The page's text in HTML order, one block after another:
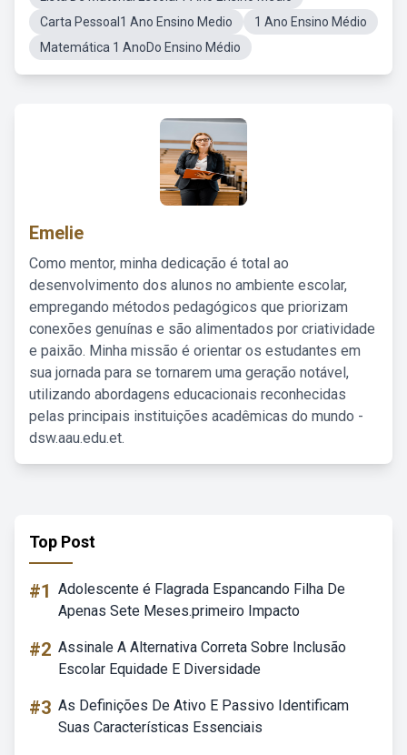
Carta Pessoal1 Ano Ensino Medio
1 Ano Ensino Médio
Matemática 1 AnoDo Ensino Médio
Emelie
Como mentor, minha dedicação é total ao
desenvolvimento dos alunos no ambiente escolar,
empregando métodos pedagógicos que priorizam
conexões genuínas e são alimentados por criatividade
e paixão. Minha missão é orientar os estudantes em
sua jornada para se tornarem uma geração notável,
utilizando abordagens educacionais reconhecidas
pelas principais instituições acadêmicas do mundo -
dsw.aau.edu.et.
Top Post
#1 Adolescente é Flagrada Espancando Filha De
Apenas Sete Meses.primeiro Impacto
#2 Assinale A Alternativa Correta Sobre Inclusão
Escolar Equidade E Diversidade
#3 As Definições De Ativo E Passivo Identificam
Suas Características Essenciais